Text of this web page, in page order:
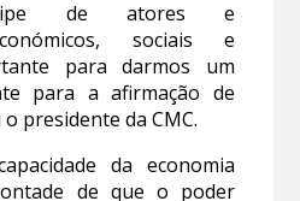
de atores e
sociais e
para darmos um
para a afirmação de
presidente da CMC.
da economia
de que o poder